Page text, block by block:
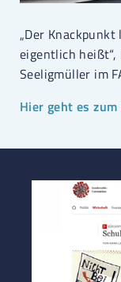
„Der
eigentlich
Seeligmüller im
Hier geht es